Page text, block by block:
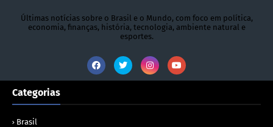
Últimas notícias sobre o Brasil e o Mundo, com foco em política,
economia, finanças, história, tecnologia, ambiente natural e
esportes.
Categorias
Brasil